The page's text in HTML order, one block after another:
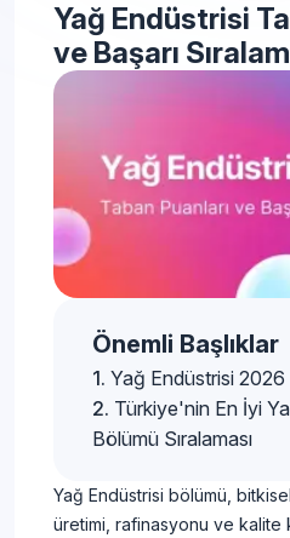
Yağ Endüstrisi
ve Başarı
Önemli Başlıklar
Yağ Endüstrisi 2026
Türkiye'nin En İyi
Bölümü Sıralaması
Yağ Endüstrisi bölümü,
üretimi, rafinasyonu ve